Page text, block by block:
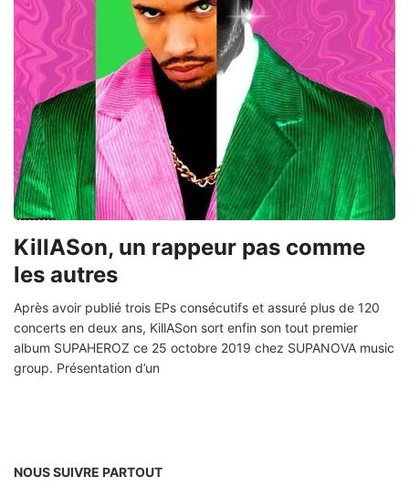
KillASon, un rappeur pas comme
les autres
Après avoir publié trois EPs consécutifs et assuré plus de 120
concerts en deux ans, KillASon sort enfin son tout premier
album SUPAHEROZ ce 25 octobre 2019 chez SUPANOVA music
group. Présentation d’un
NOUS SUIVRE PARTOUT